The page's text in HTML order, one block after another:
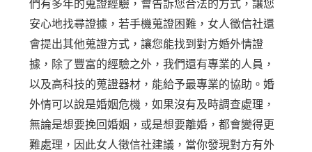
們有多年的蒐證經驗，會告訴您合法的方式，讓您
安心地找尋證據，若手機蒐證困難，女人徵信社還
會提出其他蒐證方式，讓您能找到對方婚外情證
據，除了豐富的經驗之外，我們還有專業的人員，
以及高科技的蒐證器材，能給予最專業的協助。婚
外情可以說是婚姻危機，如果沒有及時調查處理，
無論是想要挽回婚姻，或是想要離婚，都會變得更
難處理，因此女人徵信社建議，當你發現對方有外